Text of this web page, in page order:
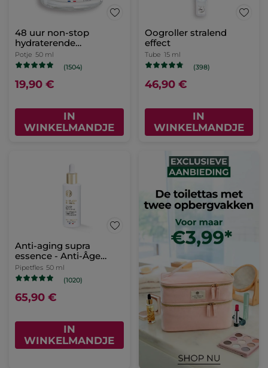
48 uur non-stop
hydraterende
dagcrème
Potje 50 ml
(1504)
19,90 €
IN
WINKELMANDJE
Oogroller stralend
effect
Tube 15 ml
(398)
46,90 €
IN
WINKELMANDJE
Anti-aging supra
essence - Anti-Âge
Global
Pipetfles 50 ml
(1020)
65,90 €
IN
WINKELMANDJE